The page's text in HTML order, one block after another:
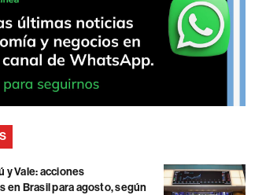
y Vale: acciones
en Brasil para agosto, según